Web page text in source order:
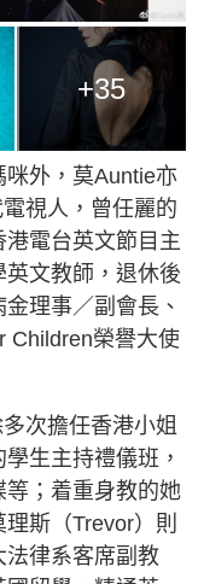
+35
外，莫Auntie亦
視人，曾任麗的
電台英文節目主
文教師，退休後
理事／副會長、
Children榮譽大使
次擔任香港小姐
生主持禮儀班，
；着重身教的她
斯（Trevor）則
法律系客席副教